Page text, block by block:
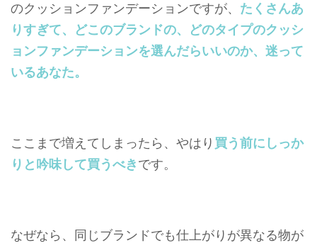
のクッションファンデーションですが、 たくさんあ
りすぎて、どこのブランドの、どのタイプのクッシ
ョンファンデーションを選んだらいいのか、迷って
いるあなた。
ここまで増えてしまったら、やはり 買う前にしっか
りと吟味して買うべきです。
なぜなら、同じブランドでも仕上がりが異なる物が